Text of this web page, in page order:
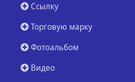
Ссылку
Торговую марку
Фотоальбом
Видео